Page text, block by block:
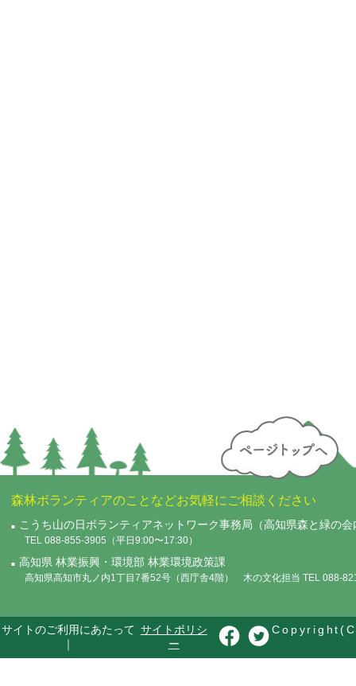
森林ボランティアのことなどお気軽にご相談ください
こうち山の日ボランティアネットワーク事務局（高知県森と緑の会
TEL 088-855-3905（平日9:00〜17:30）
高知県 林業振興・環境部 林業環境政策課
高知県高知市丸ノ内1丁目7番52号（西庁舎4階） 木の文化担当 TEL 088-
サイトのご利用にあたって
｜
サイトポリシ
ー